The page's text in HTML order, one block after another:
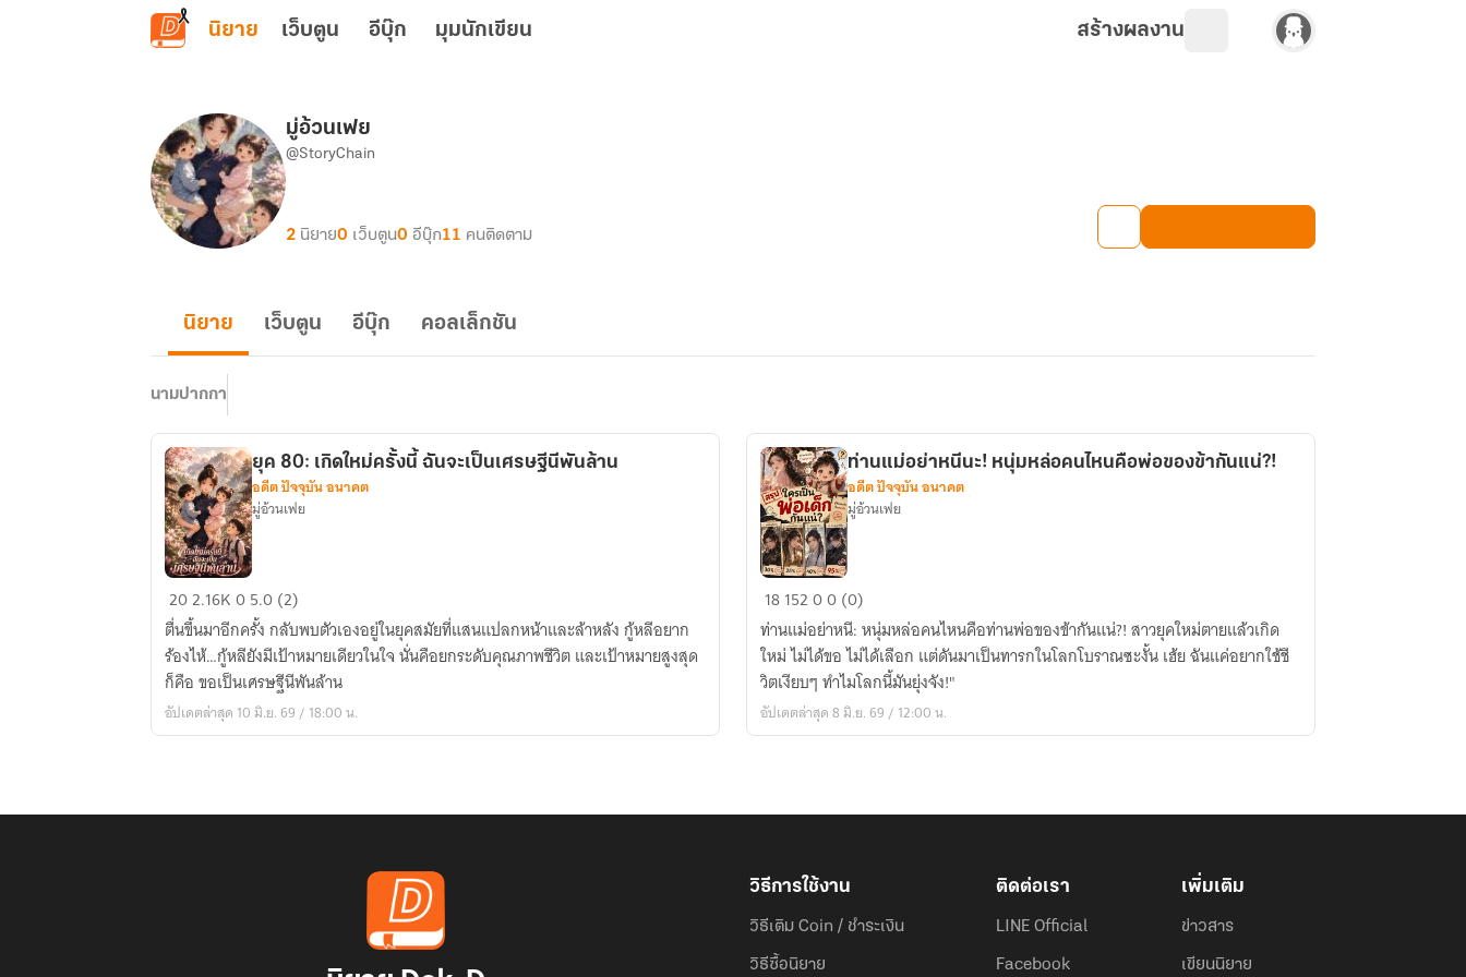
ข้ามไปยังเนื้อหาหลัก
นิยาย เว็บตูน อีบุ๊ก มุมนักเขียน สร้างผลงาน
มู่อ้วนเฟย
@StoryChain
2 นิยาย0 เว็บตูน0 อีบุ๊ก11 คนติดตาม
นิยาย เว็บตูน อีบุ๊ก คอลเล็กชัน
นามปากกา
ยุค
80:
เกิด
ใหม่
ครั้ง
นี้
ยุค 80: เกิดใหม่ครั้งนี้ ฉันจะเป็นเศรษฐีนีพันล้าน
อดีต ปัจจุบัน อนาคต
มู่อ้วนเฟย
202.16K05.0 (2)
ตื่นขึ้นมาอีกครั้ง กลับพบตัวเองอยู่ในยุคสมัยที่แสนแปลกหน้าและล้าหลัง กู้หลีอยาก
ร้องไห้…กู้หลียังมีเป้าหมายเดียวในใจ นั่นคือยกระดับคุณภาพชีวิต และเป้าหมายสูงสุด
ก็คือ ขอเป็นเศรษฐีนีพันล้าน
อัปเดตล่าสุด 10 มิ.ย. 69 / 18:00 น.
ท่าน
แม่
อย่า
หนี
นะ!
หนุ่ม
ของ
กัน
แน่?!
ท่านแม่อย่าหนีนะ! หนุ่มหล่อคนไหนคือพ่อของข้ากันแน่?!
อดีต ปัจจุบัน อนาคต
มู่อ้วนเฟย
1815200 (0)
ท่านแม่อย่าหนี: หนุ่มหล่อคนไหนคือท่านพ่อของข้ากันแน่?! สาวยุคใหม่ตายแล้วเกิด
ใหม่ ไม่ได้ขอ ไม่ได้เลือก แต่ดันมาเป็นทารกในโลกโบราณซะงั้น เฮ้ย ฉันแค่อยากใช้ชี
วิตเงียบๆ ทำไมโลกนี้มันยุ่งจัง!"
อัปเดตล่าสุด 8 มิ.ย. 69 / 12:00 น.
วิธีการใช้งาน
วิธีเติม Coin / ชำระเงิน
วิธีซื้อนิยาย
ติดต่อเรา
LINE Official
Facebook
เพิ่มเติม
ข่าวสาร
เขียนนิยาย